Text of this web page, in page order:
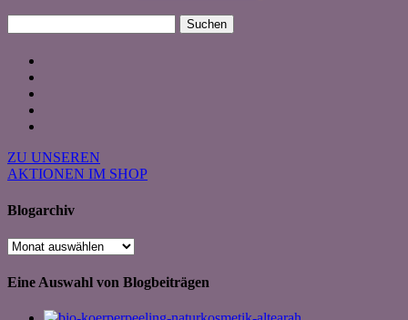
nach:
ZU UNSEREN
AKTIONEN IM SHOP
Blogarchiv
Blogarchiv
Eine Auswahl von Blogbeiträgen